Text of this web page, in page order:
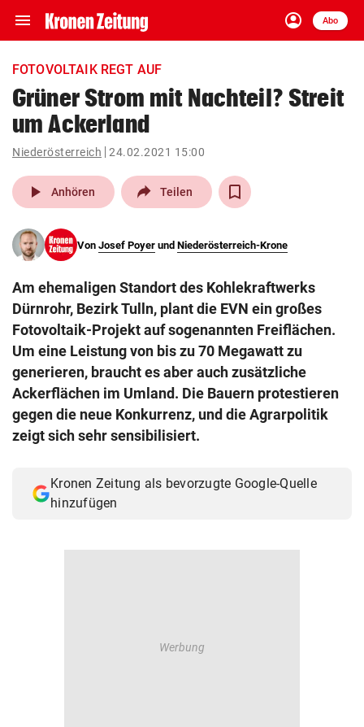
menu Navigation
ein-/ausklappen
account_circle
Anmelden
Abo
close Schließen
account_circle Anmelden
pin_drop
Wien arrow_right
search
eingeben
© Krone Multimedia GmbH & Co KG 2026
Muthgasse 2, 1190 Wien
FOTOVOLTAIK REGT AUF
Grüner Strom mit Nachteil? Streit
um Ackerland
Niederösterreich 24.02.2021 15:00
play_arrow Anhören Teilen
Von Josef Poyer und Niederösterreich-Krone
Am ehemaligen Standort des Kohlekraftwerks
Dürnrohr, Bezirk Tulln, plant die EVN ein großes
Fotovoltaik-Projekt auf sogenannten Freiflächen.
Um eine Leistung von bis zu 70 Megawatt zu
generieren, braucht es aber auch zusätzliche
Ackerflächen im Umland. Die Bauern protestieren
gegen die neue Konkurrenz, und die Agrarpolitik
zeigt sich sehr sensibilisiert.
Kronen Zeitung als bevorzugte Google-Quelle
hinzufügen